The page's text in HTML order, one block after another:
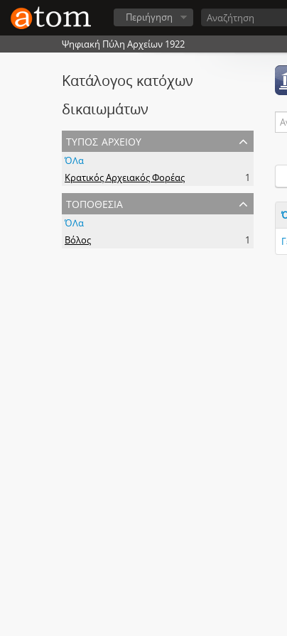
Περιήγηση
Ψηφιακή Πύλη Αρχείων 1922
Κατάλογος κατόχων
δικαιωμάτων
τύπος αρχείου
ΌΛα
Κρατικός Αρχειακός Φορέας
1
τοποθεσία
ΌΛα
Βόλος
1